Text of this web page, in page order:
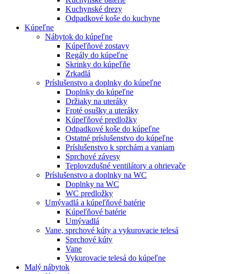
Kuchynské drezy
Odpadkové koše do kuchyne
Kúpeľne
Nábytok do kúpeľne
Kúpeľňové zostavy
Regály do kúpeľne
Skrinky do kúpeľňe
Zrkadlá
Príslušenstvo a doplnky do kúpeľne
Doplnky do kúpeľne
Držiaky na uteráky
Froté osušky a uteráky
Kúpeľňové predložky
Odpadkové koše do kúpeľne
Ostatné príslušenstvo do kúpeľne
Príslušenstvo k sprchám a vaniam
Sprchové závesy
Teplovzdušné ventilátory a ohrievače
Príslušenstvo a doplnky na WC
Doplnky na WC
WC predložky
Umývadlá a kúpeľňové batérie
Kúpeľňové batérie
Umývadlá
Vane, sprchové kúty a vykurovacie telesá
Sprchové kúty
Vane
Vykurovacie telesá do kúpeľne
Malý nábytok